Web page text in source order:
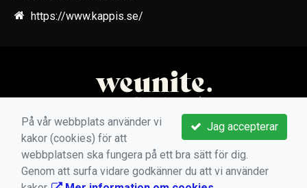
https://www.kappis.se/
Jag accepterar
På vår webbplats använder vi
kakor (cookies) för att
webbplatsen ska fungera på ett bra sätt för dig.
Genom att surfa vidare godkänner du att vi använder